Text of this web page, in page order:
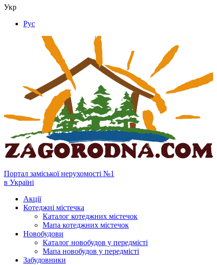
Укр
Рус
Портал заміської нерухомості №1
в Україні
Акції
Котеджні містечка
Каталог котеджних містечок
Мапа котеджних містечок
Новобудови
Каталог новобудов у передмісті
Мапа новобудов у передмісті
Забудовники